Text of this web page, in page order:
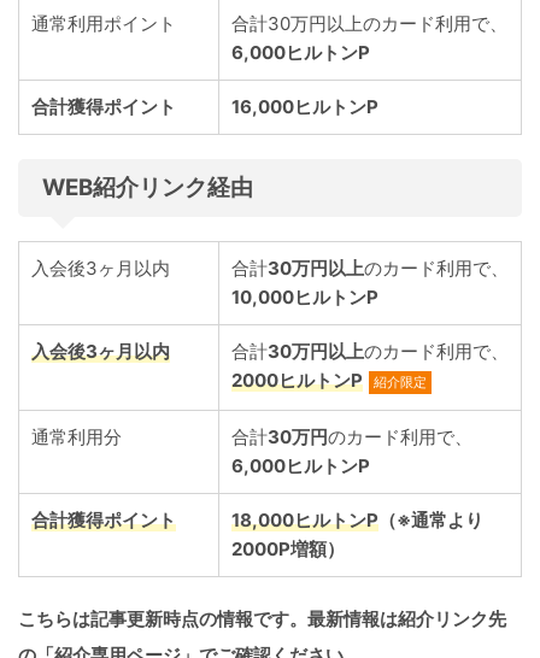
通常利用ポイント
合計30万円以上のカード利用で、
6,000ヒルトンP
合計獲得ポイント 16,000ヒルトンP
WEB紹介リンク経由
入会後3ヶ月以内 合計30万円以上のカード利用で、
10,000ヒルトンP
入会後3ヶ月以内 合計30万円以上のカード利用で、
2000ヒルトンP
紹介限定
通常利用分 合計30万円のカード利用で、
6,000ヒルトンP
合計獲得ポイント 18,000ヒルトンP （※通常より
2000P増額）
こちらは記事更新時点の情報です。最新情報は紹介リンク先